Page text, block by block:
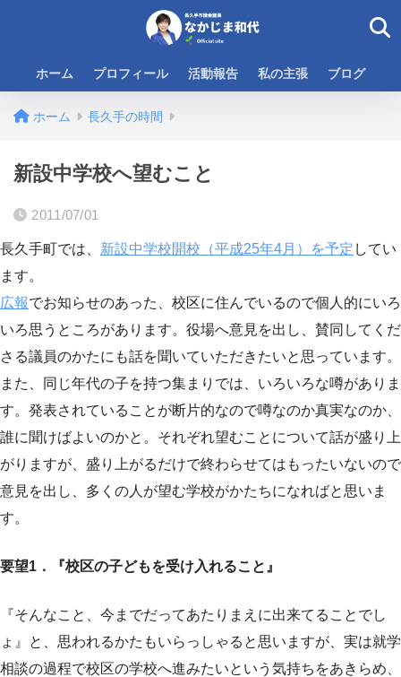
ホーム プロフィール 活動報告 私の主張 ブログ
ホーム 長久手の時間
新設中学校へ望むこと
2011/07/01
長久手町では、 新設中学校開校（平成25年4月）を予定 してい
ます。
広報でお知らせのあった、校区に住んでいるので個人的にいろ
いろ思うところがあります。役場へ意見を出し、賛同してくだ
さる議員のかたにも話を聞いていただきたいと思っています。
また、同じ年代の子を持つ集まりでは、いろいろな噂がありま
す。発表されていることが断片的なので噂なのか真実なのか、
誰に聞けばよいのかと。それぞれ望むことについて話が盛り上
がりますが、盛り上がるだけで終わらせてはもったいないので
意見を出し、多くの人が望む学校がかたちになればと思いま
す。
要望1．『校区の子どもを受け入れること』
『そんなこと、今までだってあたりまえに出来てることでし
ょ』と、思われるかたもいらっしゃると思いますが、実は就学
相談の過程で校区の学校へ進みたいという気持ちをあきらめ、